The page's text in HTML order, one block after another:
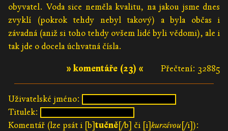
obyvatel. Voda sice neměla kvalitu, na jakou jsme dnes
zvyklí (pokrok tehdy nebyl takový) a byla občas i
závadná (aniž si toho tehdy ovšem lidé byli vědomi), ale i
tak jde o docela úchvatná čísla.
Přečtení: 32885
» komentáře (23) «
Uživatelské jméno:
Titulek:
Komentář (lze psát i [b]tučně[/b] či [i]kurzívou[/i]):